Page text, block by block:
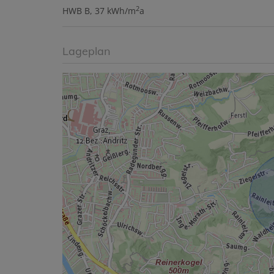
HWB B, 37 kWh/m2a
Lageplan